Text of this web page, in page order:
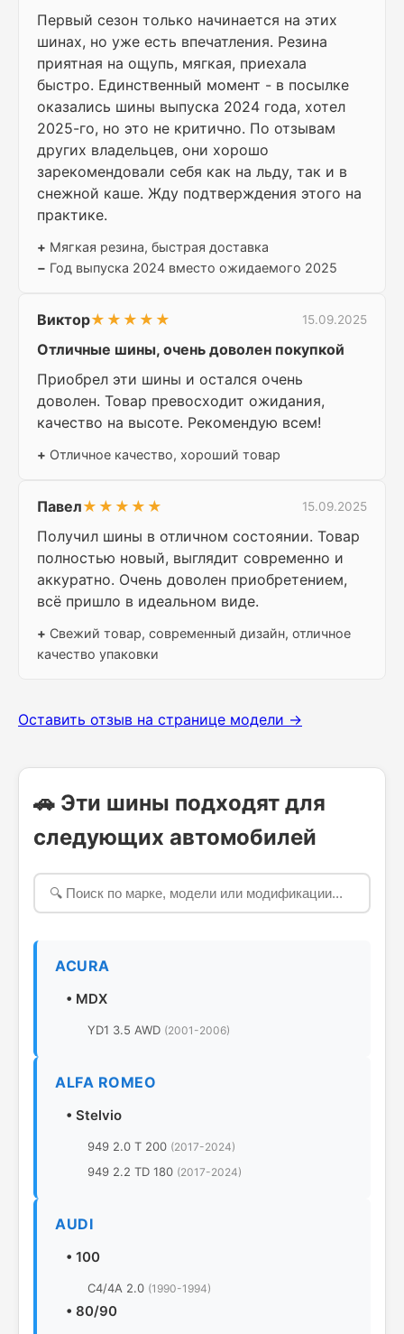
Первый сезон только начинается на этих
шинах, но уже есть впечатления. Резина
приятная на ощупь, мягкая, приехала
быстро. Единственный момент - в посылке
оказались шины выпуска 2024 года, хотел
2025-го, но это не критично. По отзывам
других владельцев, они хорошо
зарекомендовали себя как на льду, так и в
снежной каше. Жду подтверждения этого на
практике.
+ Мягкая резина, быстрая доставка
− Год выпуска 2024 вместо ожидаемого 2025
Виктор★★★★★ 15.09.2025
Отличные шины, очень доволен покупкой
Приобрел эти шины и остался очень
доволен. Товар превосходит ожидания,
качество на высоте. Рекомендую всем!
+ Отличное качество, хороший товар
Павел★★★★★ 15.09.2025
Получил шины в отличном состоянии. Товар
полностью новый, выглядит современно и
аккуратно. Очень доволен приобретением,
всё пришло в идеальном виде.
+ Свежий товар, современный дизайн, отличное
качество упаковки
Оставить отзыв на странице модели →
🚗 Эти шины подходят для
следующих автомобилей
ACURA
• MDX
YD1 3.5 AWD (2001-2006)
ALFA ROMEO
• Stelvio
949 2.0 T 200 (2017-2024)
949 2.2 TD 180 (2017-2024)
AUDI
• 100
C4/4A 2.0 (1990-1994)
• 80/90